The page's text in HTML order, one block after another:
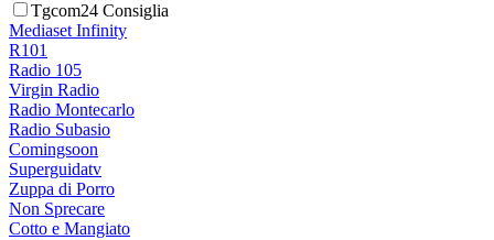
Tgcom24 Consiglia
Mediaset Infinity
R101
Radio 105
Virgin Radio
Radio Montecarlo
Radio Subasio
Comingsoon
Superguidatv
Zuppa di Porro
Non Sprecare
Cotto e Mangiato